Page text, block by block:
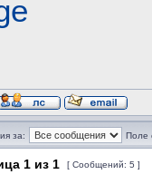
за: Поле
1 из 1 [ Сообщений: 5 ]